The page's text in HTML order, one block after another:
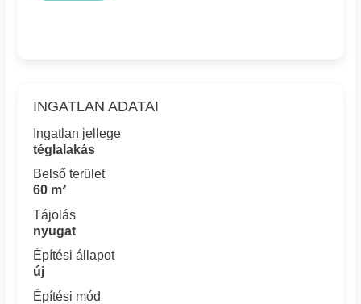
INGATLAN ADATAI
Ingatlan jellege
téglalakás
Belső terület
60 m²
Tájolás
nyugat
Építési állapot
új
Építési mód